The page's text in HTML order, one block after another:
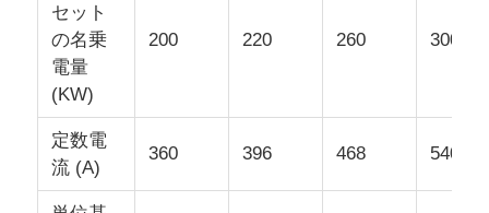
セット
の名乗
電量
(KW)
200 220 260 300
定数電
流 (A)
360 396 468 540